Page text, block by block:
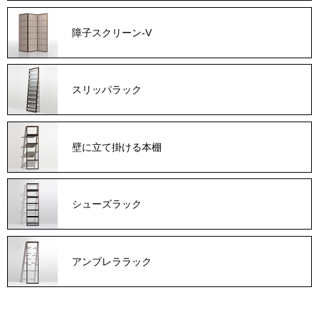
障子スクリーン-V
スリッパラック
壁に立て掛ける本棚
シューズラック
アンブレララック